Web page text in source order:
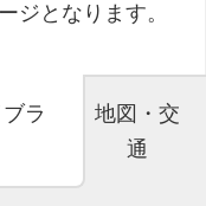
ジとなります。
ラ
地図・交
通